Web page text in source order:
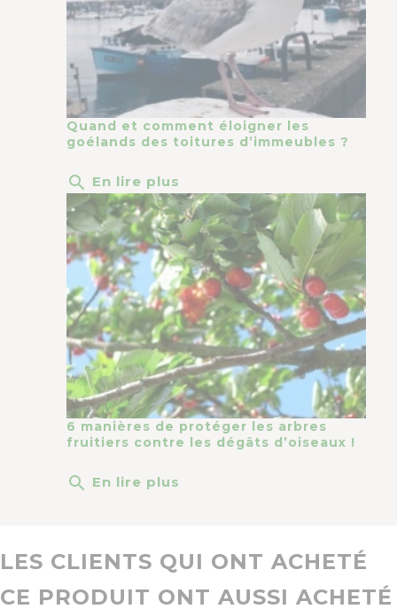
Quand et comment éloigner les
goélands des toitures d’immeubles ?
search En lire plus
6 manières de protéger les arbres
fruitiers contre les dégâts d’oiseaux !
search En lire plus
LES CLIENTS QUI ONT ACHETÉ
CE PRODUIT ONT AUSSI ACHETÉ